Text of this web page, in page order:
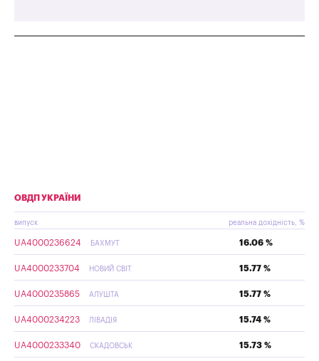
ОВДП УКРАЇНИ
випуск реальна дохідність, %
UA4000236624 БАХМУТ 16.06 %
UA4000233704 НОВИЙ СВІТ 15.77 %
UA4000235865 АЛУШТА 15.77 %
UA4000234223 ЛІВАДІЯ 15.74 %
UA4000233340 СКАДОВСЬК 15.73 %